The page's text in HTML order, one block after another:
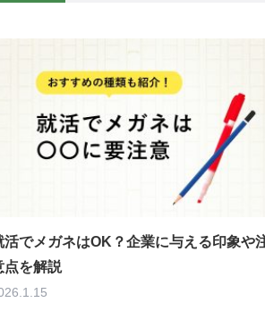
活でメガネはOK？企業に与える印象や
点を解説